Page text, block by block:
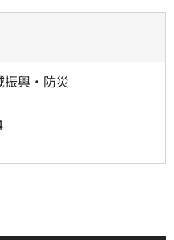
興・防災